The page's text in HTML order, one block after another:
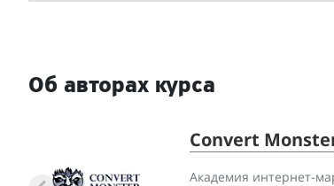
Об авторах курса
Convert
Академия интернет-